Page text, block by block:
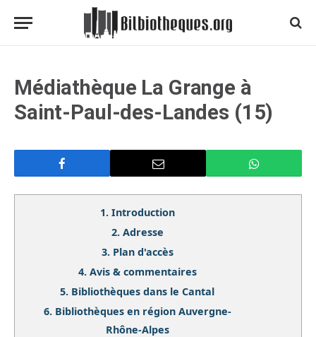
Médiathèque La Grange à
Saint-Paul-des-Landes (15)
1. Introduction
2. Adresse
3. Plan d'accès
4. Avis & commentaires
5. Bibliothèques dans le Cantal
6. Bibliothèques en région Auvergne-
Rhône-Alpes